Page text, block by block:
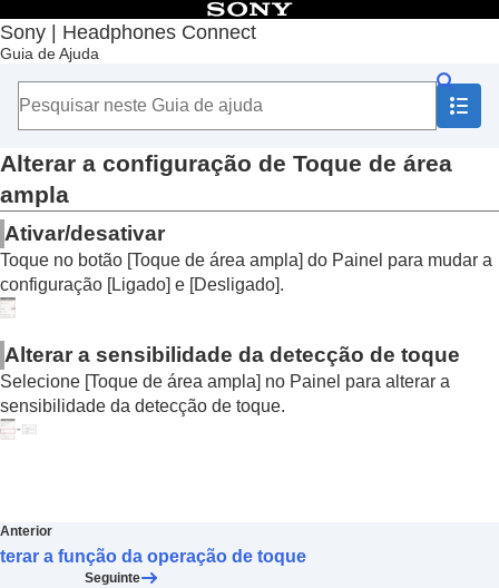
Sony | Headphones Connect
Guia de Ajuda
Índice
Início
Introdução
Como usar
Sobre o Painel “Sony | Headphones Connect”
Funções exibidas na guia [Status]
Funções exibidas na guia [Som]
Habilitar uma conexão multiponto (
Alterar a configuração do Assistente de voz
Ativar/desativar a configuração de ativação
Ajustar o volume automaticamente de acordo
com o som ambiente ( Controle de volume
adaptativo)
Configurar o painel de controle do sensor de
toque
Alterar a configuração de Toque de área
ampla
Ativar/desativar
Toque no botão [Toque de área ampla] do Painel para mudar a
configuração [Ligado] e [Desligado].
Alterar a sensibilidade da detecção de toque
Selecione [Toque de área ampla] no Painel para alterar a
sensibilidade da detecção de toque.
Anterior
a função da operação de toque
Seguinte